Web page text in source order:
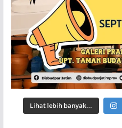
Lihat lebih banyak...